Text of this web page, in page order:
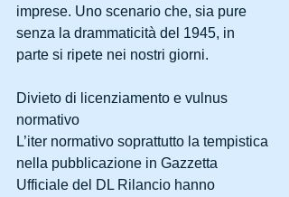
imprese. Uno scenario che, sia pure
senza la drammaticità del 1945, in
parte si ripete nei nostri giorni.
Divieto di licenziamento e vulnus
normativo
L’iter normativo soprattutto la tempistica
nella pubblicazione in Gazzetta
Ufficiale del DL Rilancio hanno